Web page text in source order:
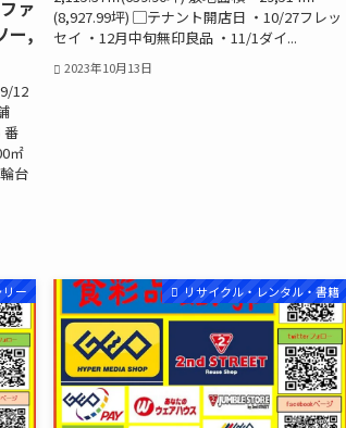
ァ
ー,
12
番
㎡
台
(8,927.99坪) ▢テナント開店日 ・10/27フレッ
セイ ・12月中旬無印良品 ・11/1ダイ...
2023年10月13日
リー リサイクル・レンタル・書籍